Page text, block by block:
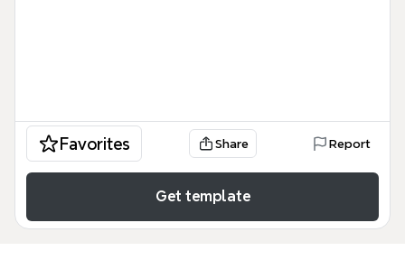
Favorites Share Report
Get template